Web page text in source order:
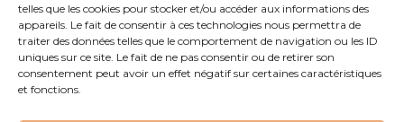
telles que les cookies pour stocker et/ou accéder aux informations des
appareils. Le fait de consentir à ces technologies nous permettra de
traiter des données telles que le comportement de navigation ou les ID
uniques sur ce site. Le fait de ne pas consentir ou de retirer son
consentement peut avoir un effet négatif sur certaines caractéristiques
et fonctions.